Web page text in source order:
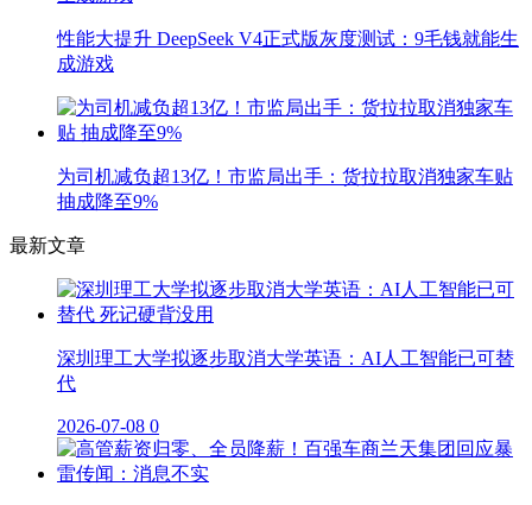
性能大提升 DeepSeek V4正式版灰度测试：9毛钱就能生
成游戏
为司机减负超13亿！市监局出手：货拉拉取消独家车贴
抽成降至9%
最新文章
深圳理工大学拟逐步取消大学英语：AI人工智能已可替
代
2026-07-08 0